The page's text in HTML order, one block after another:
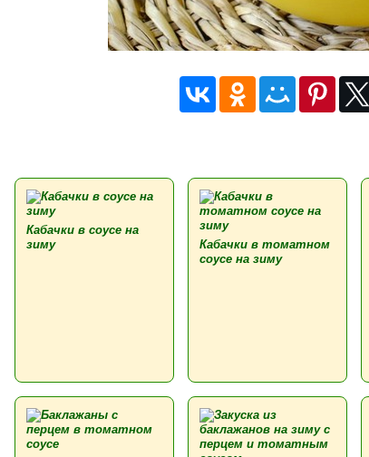
Кабачки в соусе на
зиму
Кабачки в томатном
соусе на зиму